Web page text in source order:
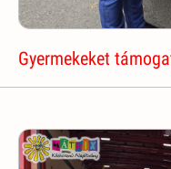
Gyermekeket